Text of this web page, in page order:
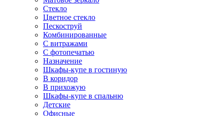
Стекло
Цветное стекло
Пескоструй
Комбинированные
С витражами
С фотопечатью
Назначение
Шкафы-купе в гостиную
В коридор
В прихожую
Шкафы-купе в спальню
Детские
Офисные